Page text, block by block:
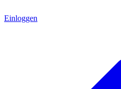
Einloggen